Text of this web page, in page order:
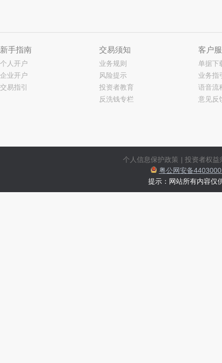
新手指南
个人开户
企业开户
交易指引
交易须知
业务规则
风险提示
投资者教育
反洗钱专栏
客户
单据下
业务指
语音流
意见反
个人信息保护政策 | 投资者权益
粤公网安备
提示：网站所有内容仅